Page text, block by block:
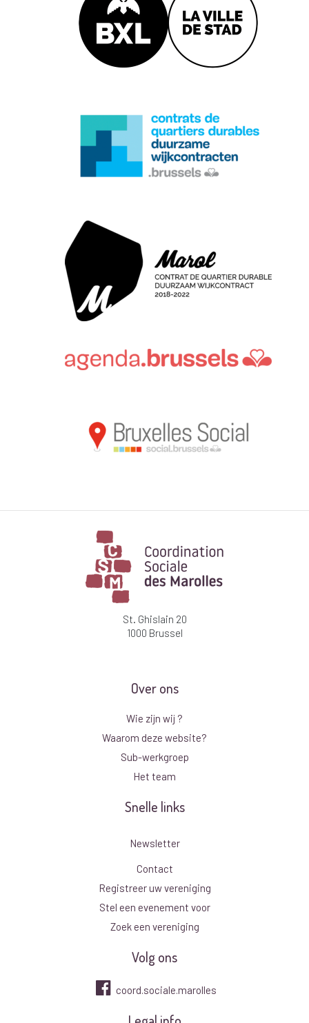
St. Ghislain 20
1000 Brussel
Over ons
Wie zijn wij ?
Waarom deze website?
Sub-werkgroep
Het team
Snelle links
Newsletter
Contact
Registreer uw vereniging
Stel een evenement voor
Zoek een vereniging
Volg ons
coord.sociale.marolles